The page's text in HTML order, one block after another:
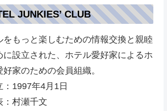
JUNKIES’ CLUB
をもっと楽しむための情報交換と親睦
に設立された、ホテル愛好家によるホ
好家のための会員組織。
1997年4月1日
村瀬千文